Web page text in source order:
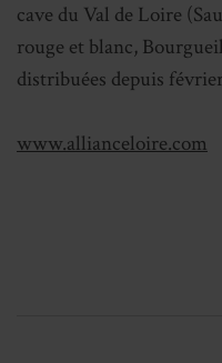
cave du Val de Loire
rouge et blanc,
distribuées depuis
www.allianceloire.com